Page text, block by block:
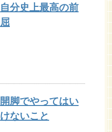
自分史上最高の前
屈
開脚でやってはい
けないこと